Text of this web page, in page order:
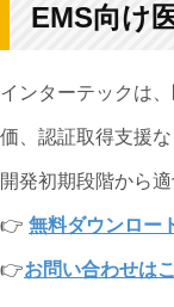
EMS向け
インターテックは
価、認証取得支援
開発初期段階から
👉 無料ダウンロー
👉お問い合わせは